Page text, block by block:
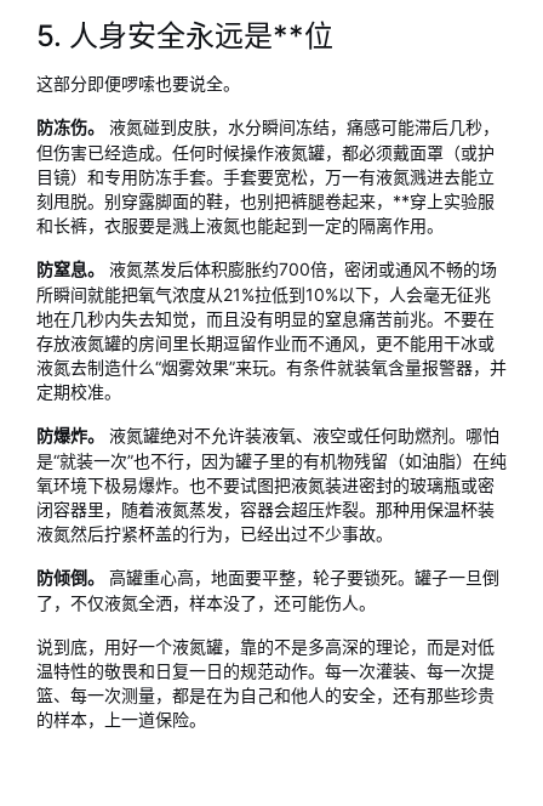
5. 人身安全永远是**位
这部分即便啰嗦也要说全。
防冻伤。
液氮碰到皮肤，水分瞬间冻结，痛感可能滞后几秒，
但伤害已经造成。任何时候操作液氮罐，都必须戴面罩（或护
目镜）和专用防冻手套。手套要宽松，万一有液氮溅进去能立
刻甩脱。别穿露脚面的鞋，也别把裤腿卷起来，**穿上实验服
和长裤，衣服要是溅上液氮也能起到一定的隔离作用。
防窒息。
液氮蒸发后体积膨胀约700倍，密闭或通风不畅的场
所瞬间就能把氧气浓度从21%拉低到10%以下，人会毫无征兆
地在几秒内失去知觉，而且没有明显的窒息痛苦前兆。不要在
存放液氮罐的房间里长期逗留作业而不通风，更不能用干冰或
液氮去制造什么“烟雾效果”来玩。有条件就装氧含量报警器，并
定期校准。
防爆炸。
液氮罐绝对不允许装液氧、液空或任何助燃剂。哪怕
是“就装一次”也不行，因为罐子里的有机物残留（如油脂）在纯
氧环境下极易爆炸。也不要试图把液氮装进密封的玻璃瓶或密
闭容器里，随着液氮蒸发，容器会超压炸裂。那种用保温杯装
液氮然后拧紧杯盖的行为，已经出过不少事故。
防倾倒。
高罐重心高，地面要平整，轮子要锁死。罐子一旦倒
了，不仅液氮全洒，样本没了，还可能伤人。
说到底，用好一个液氮罐，靠的不是多高深的理论，而是对低
温特性的敬畏和日复一日的规范动作。每一次灌装、每一次提
篮、每一次测量，都是在为自己和他人的安全，还有那些珍贵
的样本，上一道保险。